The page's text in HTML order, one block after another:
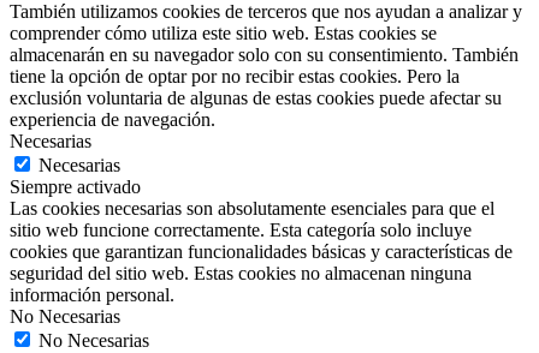
También utilizamos cookies de terceros que nos ayudan a analizar y
comprender cómo utiliza este sitio web. Estas cookies se
almacenarán en su navegador solo con su consentimiento. También
tiene la opción de optar por no recibir estas cookies. Pero la
exclusión voluntaria de algunas de estas cookies puede afectar su
experiencia de navegación.
Necesarias
Necesarias
Siempre activado
Las cookies necesarias son absolutamente esenciales para que el
sitio web funcione correctamente. Esta categoría solo incluye
cookies que garantizan funcionalidades básicas y características de
seguridad del sitio web. Estas cookies no almacenan ninguna
información personal.
No Necesarias
No Necesarias